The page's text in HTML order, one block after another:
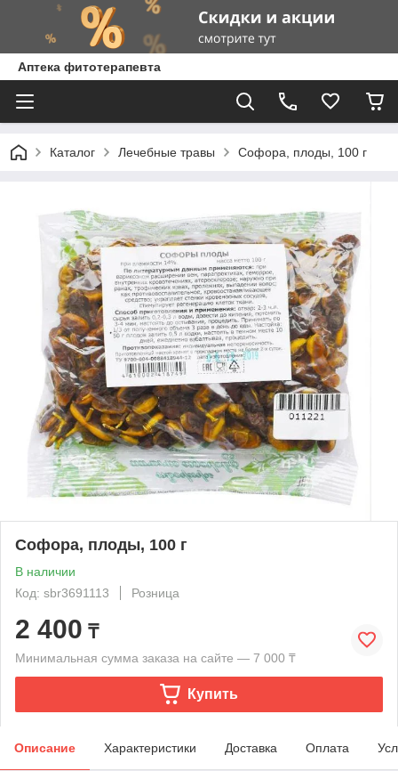
Аптека фитотерапевта
Каталог Лечебные травы Софора, плоды, 100 г
Софора, плоды, 100 г
В наличии
Код: sbr3691113
Розница
2 400 ₸
Минимальная сумма заказа на сайте — 7 000 ₸
Купить
Описание Характеристики Доставка Оплата